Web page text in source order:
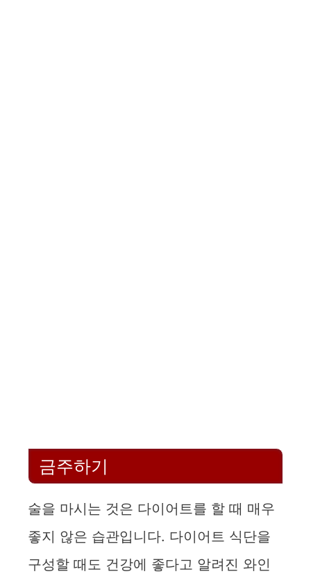
금주하기
술을 마시는 것은 다이어트를 할 때 매우
좋지 않은 습관입니다. 다이어트 식단을
구성할 때도 건강에 좋다고 알려진 와인